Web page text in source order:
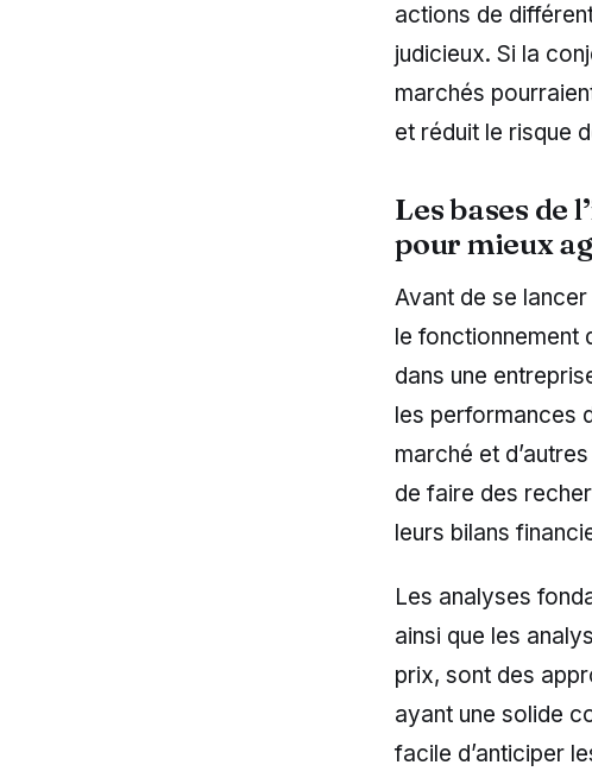
actions de
judicieux. Si la
marchés
et réduit le risque
Les bases de
pour mieux
Avant de se
le fonctionnement
dans une
les performances
marché et
de faire des
leurs bilans
Les analyses
ainsi que les
prix, sont des
ayant une solide
facile d’anticiper